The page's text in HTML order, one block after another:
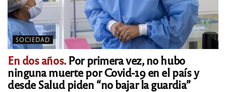
SOCIEDAD
En dos años.Por primera vez, no hubo
ninguna muerte por Covid-19 en el país y
desde Salud piden “no bajar la guardia”